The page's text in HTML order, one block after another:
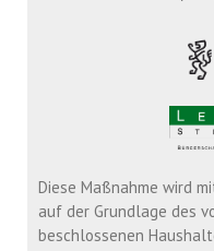
Diese Maßnahme wird
auf der Grundlage des
beschlossenen